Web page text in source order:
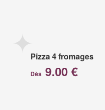
Pizza 4 fromages
Dès9.00 €